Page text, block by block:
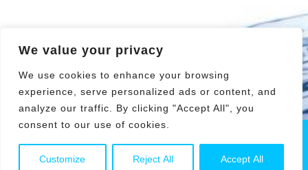
We value your privacy
We use cookies to enhance your browsing
experience, serve personalized ads or content, and
analyze our traffic. By clicking "Accept All", you
consent to our use of cookies.
Customize Reject All Accept All
Wir freuen uns über Ihre Anfrage!